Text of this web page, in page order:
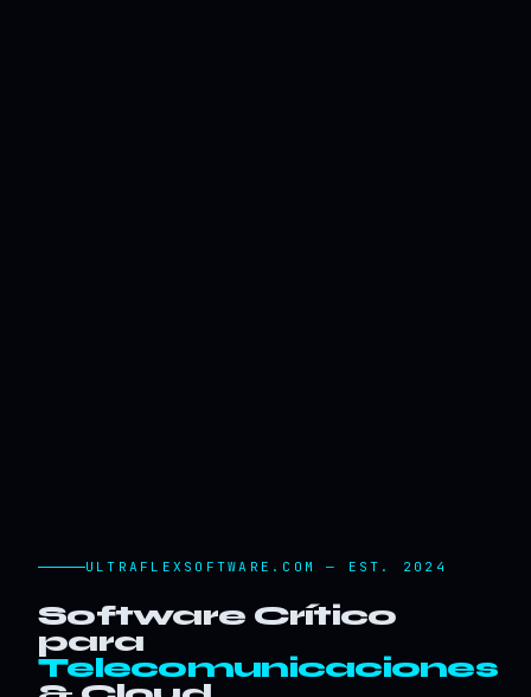
ULTRAFLEXSOFTWARE.COM — EST. 2024
Software Crítico
para
Telecomunicaciones